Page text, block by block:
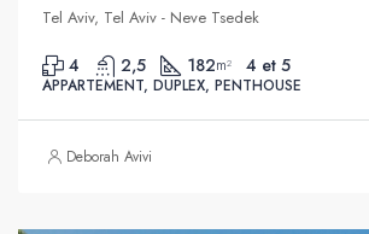
Tel Aviv, Tel Aviv - Neve Tsedek
4 2,5 182m² 4 et 5
APPARTEMENT, DUPLEX, PENTHOUSE
Deborah Avivi